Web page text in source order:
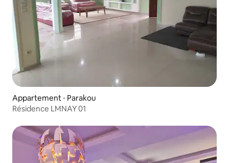
Appartement ⋅ Parakou
Résidence LMNAY 01